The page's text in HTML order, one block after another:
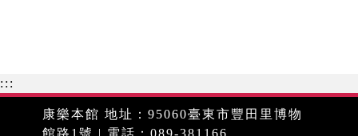
:::
康樂本館 地址：95060臺東市豐田里博物